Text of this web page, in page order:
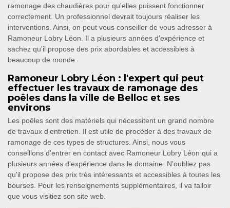
ramonage des chaudières pour qu'elles puissent fonctionner
correctement. Un professionnel devrait toujours réaliser les
interventions. Ainsi, on peut vous conseiller de vous adresser à
Ramoneur Lobry Léon. Il a plusieurs années d'expérience et
sachez qu'il propose des prix abordables et accessibles à
beaucoup de monde.
Ramoneur Lobry Léon : l'expert qui peut
effectuer les travaux de ramonage des
poêles dans la ville de Belloc et ses
environs
Les poêles sont des matériels qui nécessitent un grand nombre
de travaux d'entretien. Il est utile de procéder à des travaux de
ramonage de ces types de structures. Ainsi, nous vous
conseillons d'entrer en contact avec Ramoneur Lobry Léon qui a
plusieurs années d'expérience dans le domaine. N'oubliez pas
qu'il propose des prix très intéressants et accessibles à toutes les
bourses. Pour les renseignements supplémentaires, il va falloir
que vous visitiez son site web.